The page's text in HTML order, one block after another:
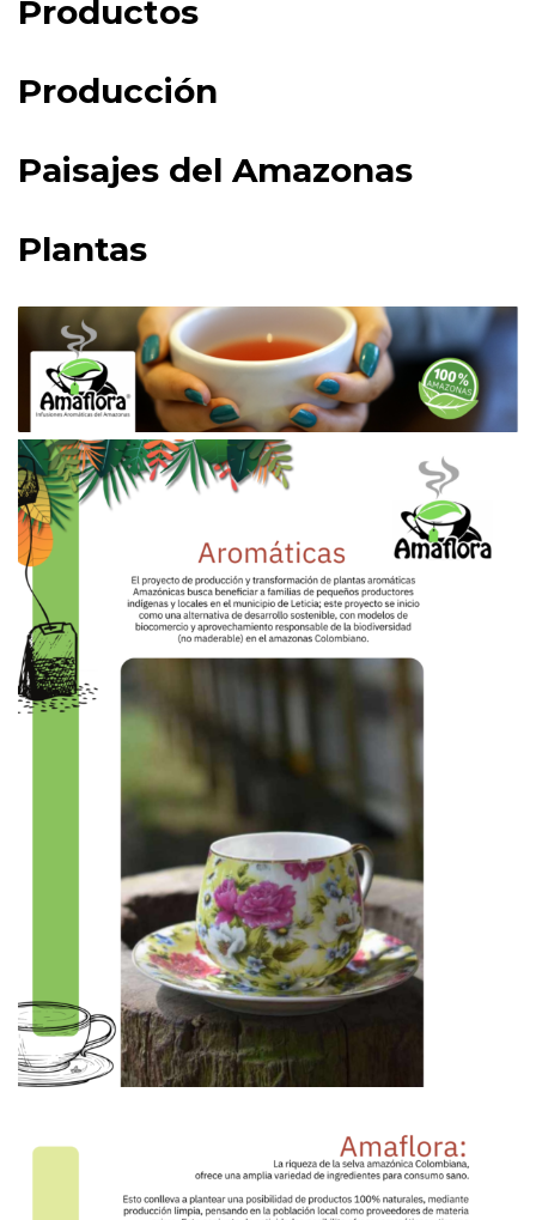
Productos
Producción
Paisajes del Amazonas
Plantas